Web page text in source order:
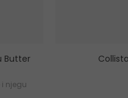
Butter
njegu